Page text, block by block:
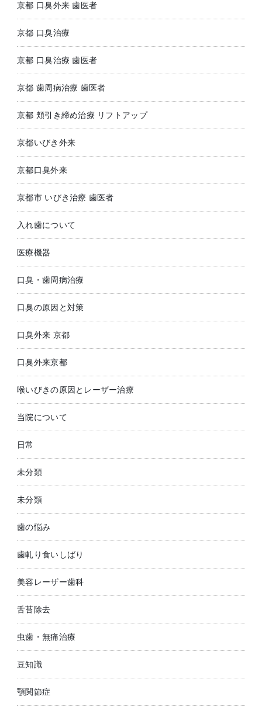
京都 口臭外来 歯医者
京都 口臭治療
京都 口臭治療 歯医者
京都 歯周病治療 歯医者
京都 頬引き締め治療 リフトアップ
京都いびき外来
京都口臭外来
京都市 いびき治療 歯医者
入れ歯について
医療機器
口臭・歯周病治療
口臭の原因と対策
口臭外来 京都
口臭外来京都
喉いびきの原因とレーザー治療
当院について
日常
未分類
未分類
歯の悩み
歯軋り食いしばり
美容レーザー歯科
舌苔除去
虫歯・無痛治療
豆知識
顎関節症